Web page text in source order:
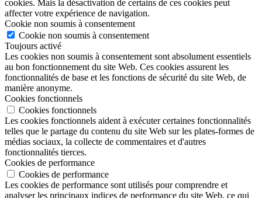
cookies. Mais la désactivation de certains de ces cookies peut
affecter votre expérience de navigation.
Cookie non soumis à consentement
Cookie non soumis à consentement
Toujours activé
Les cookies non soumis à consentement sont absolument essentiels
au bon fonctionnement du site Web. Ces cookies assurent les
fonctionnalités de base et les fonctions de sécurité du site Web, de
manière anonyme.
Cookies fonctionnels
Cookies fonctionnels
Les cookies fonctionnels aident à exécuter certaines fonctionnalités
telles que le partage du contenu du site Web sur les plates-formes de
médias sociaux, la collecte de commentaires et d'autres
fonctionnalités tierces.
Cookies de performance
Cookies de performance
Les cookies de performance sont utilisés pour comprendre et
analyser les principaux indices de performance du site Web, ce qui